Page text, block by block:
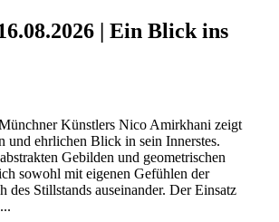
| Ein Blick ins
Künstlers Nico Amirkhani zeigt
und ehrlichen Blick in sein Innerstes.
Gebilden und geometrischen
sowohl mit eigenen Gefühlen der
des Stillstands auseinander. Der Einsatz